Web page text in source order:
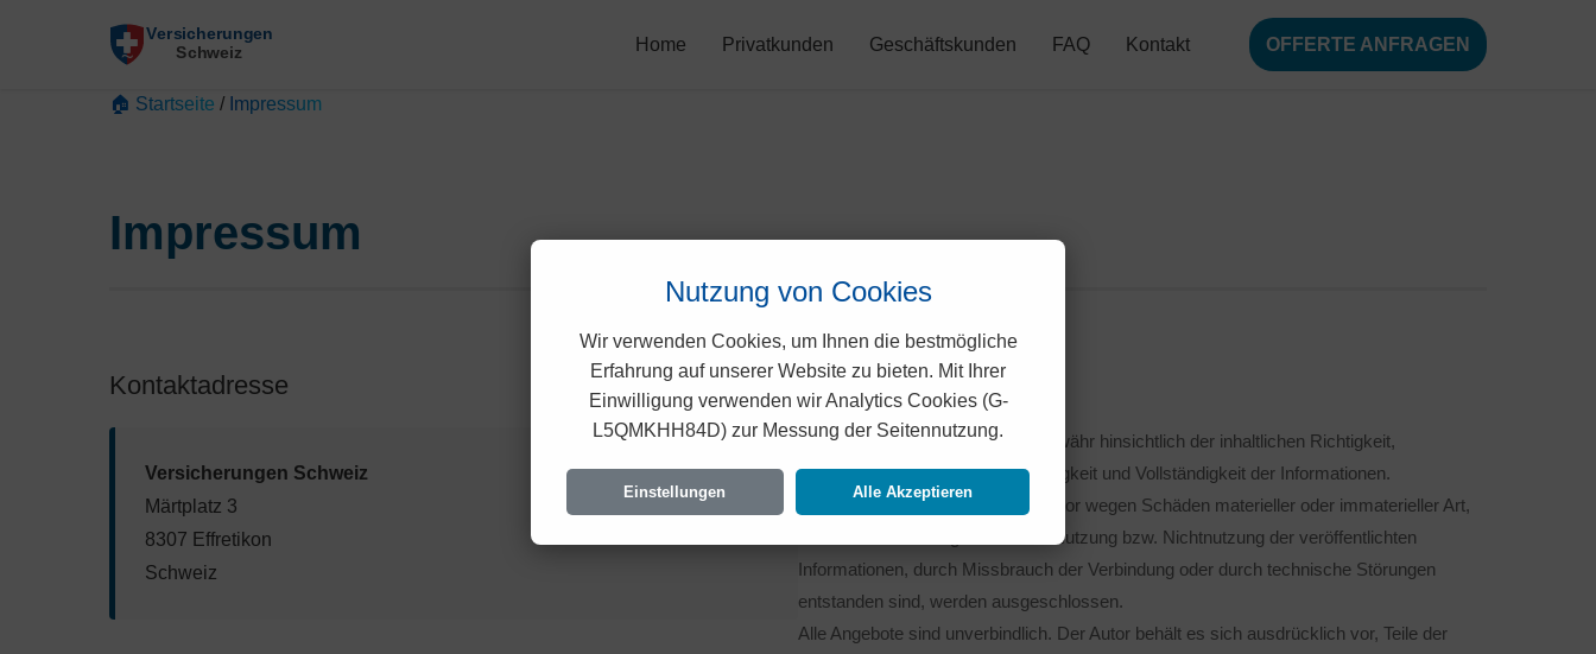
Home Privatkunden Geschäftskunden FAQ Kontakt OFFERTE ANFRAGEN
🏠 Startseite / Impressum
Impressum
Kontaktadresse
Versicherungen Schweiz
Märtplatz 3
8307 Effretikon
Schweiz
Haftungsausschluss
Der Autor übernimmt keinerlei Gewähr hinsichtlich der inhaltlichen Richtigkeit,
Genauigkeit, Aktualität, Zuverlässigkeit und Vollständigkeit der Informationen.
Haftungsansprüche gegen den Autor wegen Schäden materieller oder immaterieller Art,
welche aus dem Zugriff oder der Nutzung bzw. Nichtnutzung der veröffentlichten
Informationen, durch Missbrauch der Verbindung oder durch technische Störungen
entstanden sind, werden ausgeschlossen.
Alle Angebote sind unverbindlich. Der Autor behält es sich ausdrücklich vor, Teile der
Nutzung von Cookies
Wir verwenden Cookies, um Ihnen die bestmögliche
Erfahrung auf unserer Website zu bieten. Mit Ihrer
Einwilligung verwenden wir Analytics Cookies (G-
L5QMKHH84D) zur Messung der Seitennutzung.
Einstellungen Alle Akzeptieren